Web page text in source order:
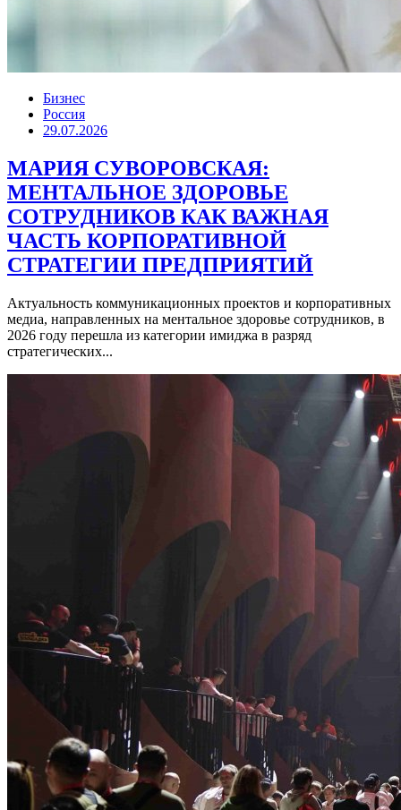
Бизнес
Россия
29.07.2026
МАРИЯ СУВОРОВСКАЯ:
МЕНТАЛЬНОЕ ЗДОРОВЬЕ
СОТРУДНИКОВ КАК ВАЖНАЯ
ЧАСТЬ КОРПОРАТИВНОЙ
СТРАТЕГИИ ПРЕДПРИЯТИЙ
Актуальность коммуникационных проектов и корпоративных
медиа, направленных на ментальное здоровье сотрудников, в
2026 году перешла из категории имиджа в разряд
стратегических...